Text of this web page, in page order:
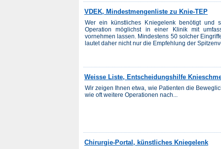
VDEK, Mindestmengenliste zu Knie-TEP
Wer ein künstliches Kniegelenk benötigt und
Operation möglichst in einer Klinik mit
vornehmen lassen. Mindestens 50 solcher
lautet daher nicht nur die Empfehlung der
Weisse Liste, Entscheidungshilfe
Wir zeigen Ihnen etwa, wie Patienten die
wie oft weitere Operationen nach...
Chirurgie-Portal, künstliches Kniegelenk